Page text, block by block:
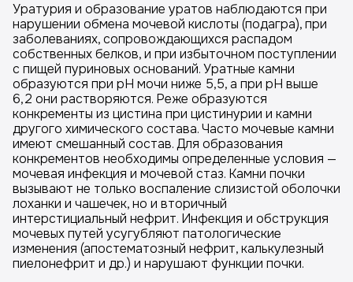
Уратурия и образование уратов наблюдаются при
нарушении обмена мочевой кислоты (подагра), при
заболеваниях, сопровождающихся распадом
собственных белков, и при избыточном поступлении
с пищей пуриновых оснований. Уратные камни
образуются при рН мочи ниже 5,5, а при рН выше
6,2 они растворяются. Реже образуются
конкременты из цистина при цистинурии и камни
другого химического состава. Часто мочевые камни
имеют смешанный состав. Для образования
конкрементов необходимы определенные условия —
мочевая инфекция и мочевой стаз. Камни почки
вызывают не только воспаление слизистой оболочки
лоханки и чашечек, но и вторичный
интерстициальный нефрит. Инфекция и обструкция
мочевых путей усугубляют патологические
изменения (апостематозный нефрит, калькулезный
пиелонефрит и др.) и нарушают функции почки.